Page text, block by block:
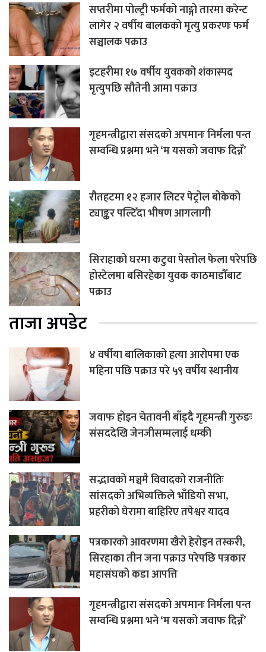
सप्तरीमा पोल्ट्री फर्मको नाङ्गो तारमा करेन्ट
लागेर २ वर्षीय बालकको मृत्यु प्रकरणः फर्म
सञ्चालक पक्राउ
इटहरीमा १७ वर्षीय युवकको शंकास्पद
मृत्युपछि सौतेनी आमा पक्राउ
गृहमन्त्रीद्वारा संसदको अपमानः निर्मला पन्त
सम्वन्धि प्रश्नमा भने ‘म यसको जवाफ दिन्नँ’
रौतहटमा १२ हजार लिटर पेट्रोल बोकेको
ट्याङ्कर पल्टिँदा भीषण आगलागी
सिराहाको घरमा कटुवा पेस्तोल फेला परेपछि
होस्टेलमा बसिरहेका युवक काठमाडौँबाट
पक्राउ
ताजा अपडेट
४ वर्षीया बालिकाको हत्या आरोपमा एक
महिना पछि पक्राउ परे ५९ वर्षीय स्थानीय
जवाफ होइन चेतावनी बाँड्दै गृहमन्त्री गुरुङः
संसददेखि जेनजीसम्मलाई धम्की
सद्भावको मञ्चमै विवादको राजनीतिः
सांसदको अभिव्यक्तिले भाँडियो सभा,
प्रहरीको घेरामा बाहिरिए तपेश्वर यादव
पत्रकारको आवरणमा खैरो हेरोइन तस्करी,
सिरहाका तीन जना पक्राउ परेपछि पत्रकार
महासंघको कडा आपत्ति
गृहमन्त्रीद्वारा संसदको अपमानः निर्मला पन्त
सम्वन्धि प्रश्नमा भने ‘म यसको जवाफ दिन्नँ’